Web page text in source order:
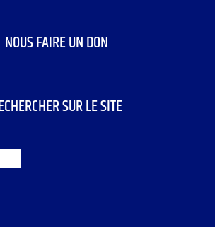
NOUS FAIRE UN DON
SUR LE SITE